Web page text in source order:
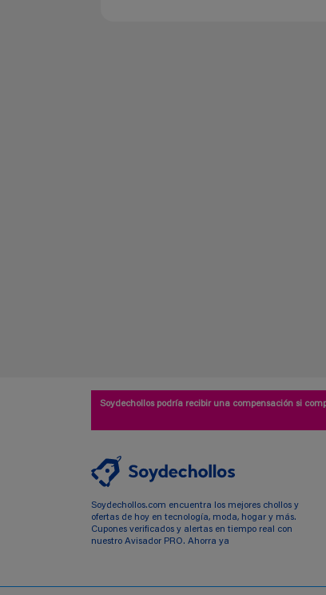
Soydechollos podría recibir una compensación si
Soydechollos.com encuentra los mejores chollos y
ofertas de hoy en tecnología, moda, hogar y más.
Cupones verificados y alertas en tiempo real con
nuestro Avisador PRO. Ahorra ya